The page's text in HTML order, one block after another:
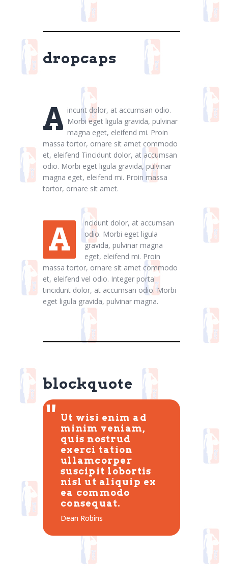
dropcaps
A incunt dolor, at accumsan odio.
Morbi eget ligula gravida, pulvinar
magna eget, eleifend mi. Proin
massa tortor, ornare sit amet commodo
et, eleifend Tincidunt dolor, at accumsan
odio. Morbi eget ligula gravida, pulvinar
magna eget, eleifend mi. Proin massa
tortor, ornare sit amet.
A
ncidunt dolor, at accumsan
odio. Morbi eget ligula
gravida, pulvinar magna
eget, eleifend mi. Proin
massa tortor, ornare sit amet commodo
et, eleifend vel odio. Integer porta
tincidunt dolor, at accumsan odio. Morbi
eget ligula gravida, pulvinar magna.
blockquote
Ut wisi enim ad
minim veniam,
quis nostrud
exerci tation
ullamcorper
suscipit lobortis
nisl ut aliquip ex
ea commodo
consequat.
Dean Robins